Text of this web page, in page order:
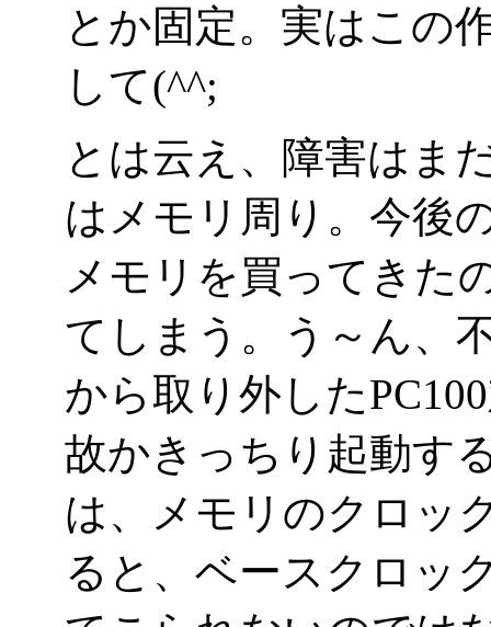
とか固定。実はこの
して(^^;
とは云え、障害はま
はメモリ周り。今後
メモリを買ってきた
てしまう。う～ん、
から取り外した
故かきっちり起動す
は、メモリのクロッ
ると、ベースクロッ